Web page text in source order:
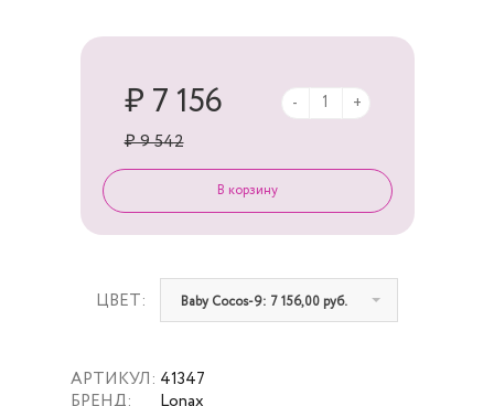
АРТИКУЛ:
БРЕНД:
41347
Lonax
ЦВЕТ: Baby Cocos-9: 7 156,00 руб.
₽ 7 156
₽ 9 542
- +